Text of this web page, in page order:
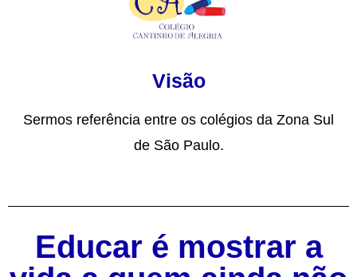
Visão
Sermos referência entre os colégios da Zona Sul
de São Paulo.
Educar é mostrar a